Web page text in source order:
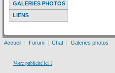
GALERIES PHOTOS
LIENS
Accueil | Forum | Chat | Galeries photos
Votre publicité ici ?